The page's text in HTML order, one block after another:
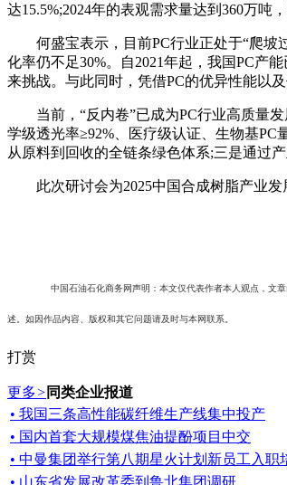
达15.5%;2024年的表观需求量达到360万吨
何盛宝表示，目前PC行业正处于“爬坡过
化率仍不足30%。自2021年起，我国PC产
来挑战。与此同时，凭借PC的优异性能以
当前，“反内卷”已成为PC行业高质量发
学级透光率≥92%、医疗级认证、生物基PC
从原料到回收的全链条绿色体系;三是通过
此次研讨会为2025中国合成树脂产业发
中国石油石化商务网声明：本文仅代表作者本人观点，文
述。如因作品内容、版权和其它问题请及时与本网联系。
打赏
更多> 同类企业报道
• 我国三条高性能碳纤维生产线集中投产
• 国内首套大规模煤焦油提酚项目中交
• 中曼集团举行第八期星火计划新员工入职
• 山东省发展改革委到鲁北集团调研